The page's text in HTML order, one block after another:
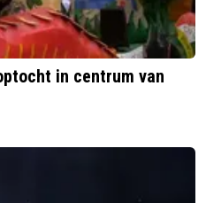
in centrum van